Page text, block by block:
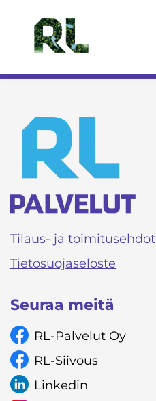
content
rlwessa
Tilaus- ja toimitusehdot
Tietosuojaseloste
Seuraa meitä
RL-Palvelut Oy
RL-Siivous
Linkedin